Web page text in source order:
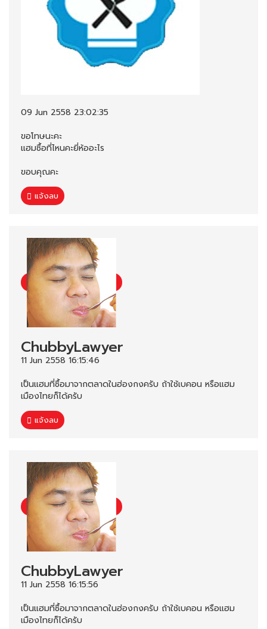
09 Jun 2558 23:02:35
ขอโทษนะคะ
แฮมซื้อที่ไหนคะยี่ห้ออะไร
ขอบคุณคะ
แจ้งลบ
ChubbyLawyer
11 Jun 2558 16:15:46
เป็นแฮมที่ซื้อมาจากตลาดในฮ่องกงครับ ถ้าใช้เบคอน หรือแฮม
เมืองไทยก็ได้ครับ
แจ้งลบ
ChubbyLawyer
11 Jun 2558 16:15:56
เป็นแฮมที่ซื้อมาจากตลาดในฮ่องกงครับ ถ้าใช้เบคอน หรือแฮม
เมืองไทยก็ได้ครับ